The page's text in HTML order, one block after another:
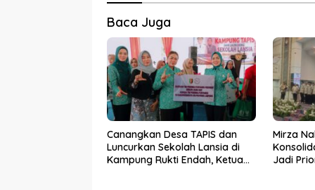
Baca Juga
Canangkan Desa TAPIS dan
Luncurkan Sekolah Lansia di
Kampung Rukti Endah, Ketua
Mirza
Jadi